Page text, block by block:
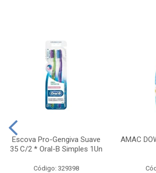
Escova Pro-Gengiva Suave
35 C/2 * Oral-B Simples 1Un
Código: 329398
AMAC